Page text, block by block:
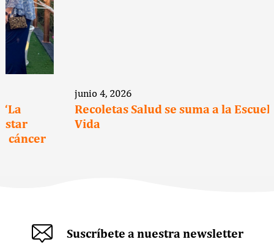
Recoletas Salud se suma a la Escuela de
Vida
Suscríbete a nuestra newsletter